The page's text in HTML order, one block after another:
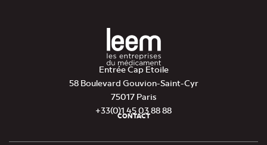
Entrée Cap Etoile
58 Boulevard Gouvion-Saint-Cyr
75017 Paris
+33(0)1 45 03 88 88
de
CONTACT